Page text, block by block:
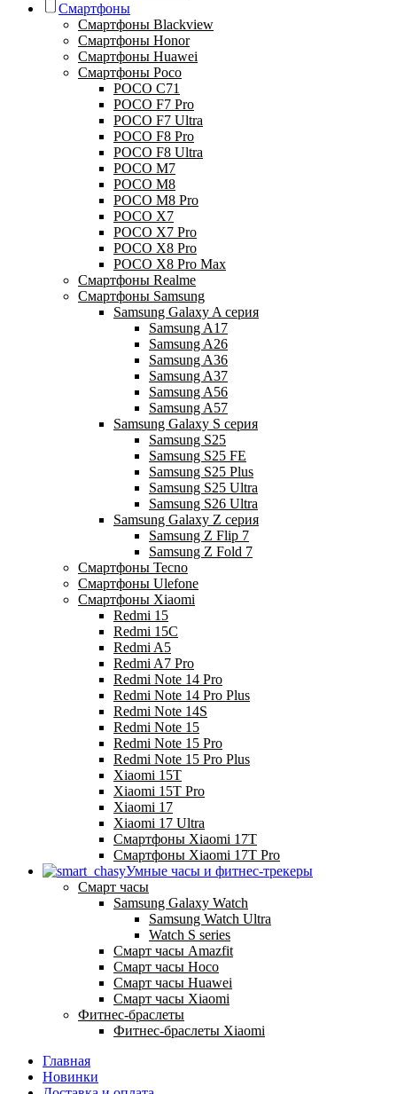
Смартфоны
Смартфоны Blackview
Смартфоны Honor
Смартфоны Huawei
Смартфоны Poco
POCO C71
POCO F7 Pro
POCO F7 Ultra
POCO F8 Pro
POCO F8 Ultra
POCO M7
POCO M8
POCO M8 Pro
POCO X7
POCO X7 Pro
POCO X8 Pro
POCO X8 Pro Max
Смартфоны Realme
Смартфоны Samsung
Samsung Galaxy A серия
Samsung A17
Samsung A26
Samsung A36
Samsung A37
Samsung A56
Samsung A57
Samsung Galaxy S серия
Samsung S25
Samsung S25 FE
Samsung S25 Plus
Samsung S25 Ultra
Samsung S26 Ultra
Samsung Galaxy Z серия
Samsung Z Flip 7
Samsung Z Fold 7
Смартфоны Tecno
Смартфоны Ulefone
Смартфоны Xiaomi
Redmi 15
Redmi 15C
Redmi A5
Redmi A7 Pro
Redmi Note 14 Pro
Redmi Note 14 Pro Plus
Redmi Note 14S
Redmi Note 15
Redmi Note 15 Pro
Redmi Note 15 Pro Plus
Xiaomi 15T
Xiaomi 15T Pro
Xiaomi 17
Xiaomi 17 Ultra
Смартфоны Xiaomi 17Т
Смартфоны Xiaomi 17Т Pro
Умные часы и фитнес-трекеры
Смарт часы
Samsung Galaxy Watch
Samsung Watch Ultra
Watch S series
Смарт часы Amazfit
Смарт часы Hoco
Смарт часы Huawei
Смарт часы Xiaomi
Фитнес-браслеты
Фитнес-браслеты Xiaomi
Главная
Новинки